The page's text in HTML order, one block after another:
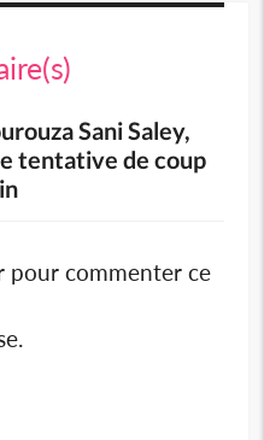
Sani Saley,
tentative de coup
pour commenter ce